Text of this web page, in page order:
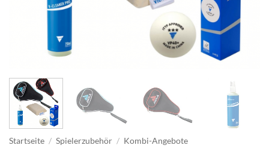
Startseite / Spielerzubehör / Kombi-Angebote